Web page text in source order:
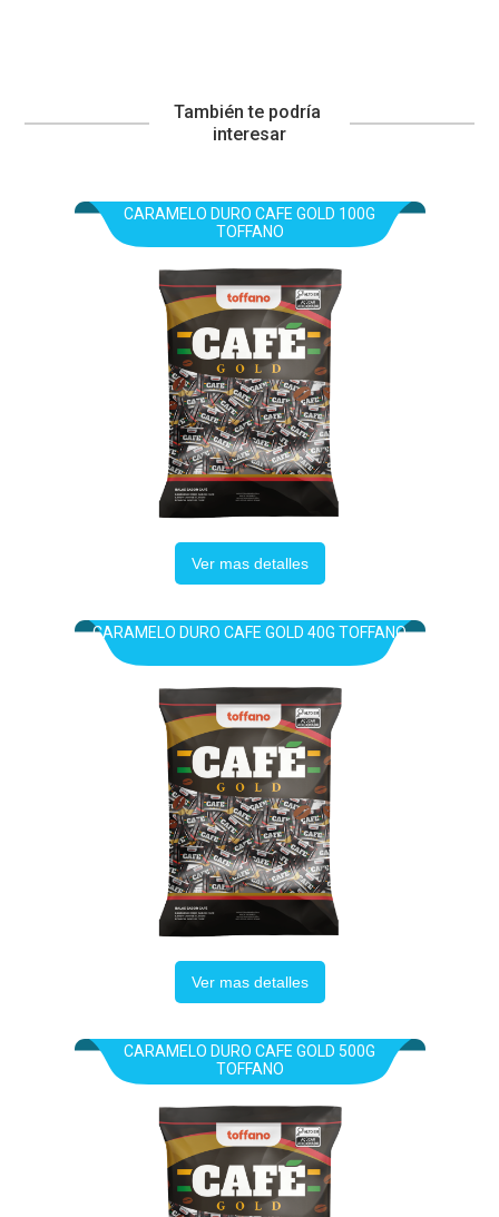
También te podría
interesar
CARAMELO DURO CAFE GOLD 100G
TOFFANO
Ver mas detalles
CARAMELO DURO CAFE GOLD 40G TOFFANO
Ver mas detalles
CARAMELO DURO CAFE GOLD 500G
TOFFANO